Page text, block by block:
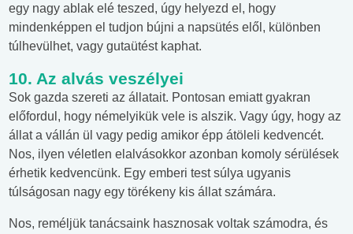
egy nagy ablak elé teszed, úgy helyezd el, hogy
mindenképpen el tudjon bújni a napsütés elől, különben
túlhevülhet, vagy gutaütést kaphat.
10. Az alvás veszélyei
Sok gazda szereti az állatait. Pontosan emiatt gyakran
előfordul, hogy némelyikük vele is alszik. Vagy úgy, hogy az
állat a vállán ül vagy pedig amikor épp átöleli kedvencét.
Nos, ilyen véletlen elalvásokkor azonban komoly sérülések
érhetik kedvencünk. Egy emberi test súlya ugyanis
túlságosan nagy egy törékeny kis állat számára.
Nos, reméljük tanácsaink hasznosak voltak számodra, és